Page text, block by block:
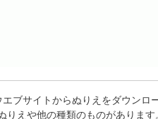
ブサイトからぬりえをダウンロ
えや他の種類のものがあります。